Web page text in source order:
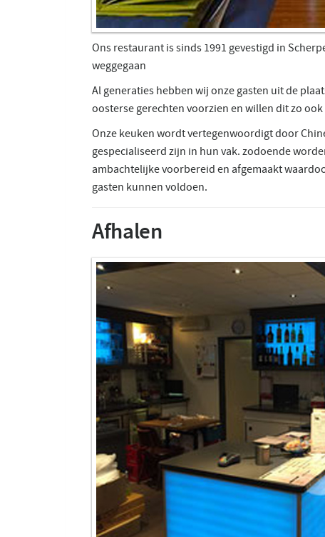
Ons restaurant is sinds 1991 gevestigd in
weggegaan
Al generaties hebben wij onze gasten uit de
oosterse gerechten voorzien en willen dit zo
Onze keuken wordt vertegenwoordigt door
gespecialiseerd zijn in hun vak. zodoende
ambachtelijke voorbereid en afgemaakt
gasten kunnen voldoen.
Afhalen